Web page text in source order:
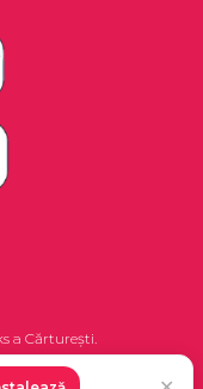
a Cărturești.